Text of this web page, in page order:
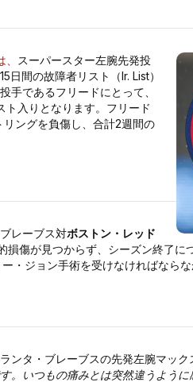
スーパースター左腕先発投
日間の故障者リスト（Ir. List）
手であるフリードにとって、
入りとなります。フリード
ングを負傷し、合計2週間の
レーブス対ボストン・レッド
損傷が見つからず、シーズン終了
・ジョン手術を受けなければならな
ンタ・ブレーブスの先発左腕マック
。いつもの痛みとは突然違うように